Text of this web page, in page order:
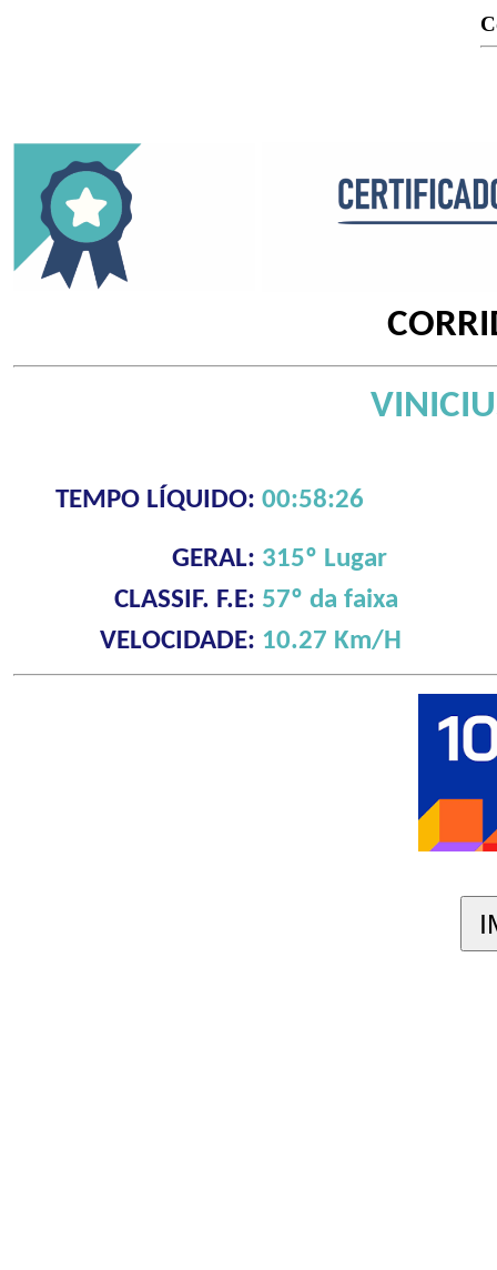
TEMPO LÍQUIDO: 00:58:26
GERAL: 315º Lugar
CLASSIF. F.E: 57º da faixa
VELOCIDADE: 10.27 Km/H